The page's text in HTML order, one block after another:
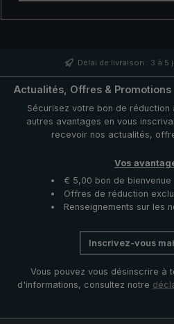
une stabilité particulière. Le
fermeture avec bouton en nacre
inoxydable de haute qualité. La
complète ce modèle exclusif.
Délai de livraison : 3 à 5
Actualités, Offres & Promotions
Sécurisez votre bon de réduction
autres avantages en vous
recevoir nos actualités,
Vos
€ 5,00 bon de bienvenue
Offres de réduction
Renseignements sur les
Inscrivez-vous
Vous pouvez vous désinscrire à
d'informations, consultez notre